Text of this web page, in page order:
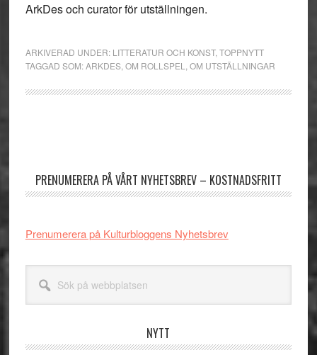
ArkDes och curator för utställningen.
ARKIVERAD UNDER: LITTERATUR OCH KONST, TOPPNYTT
TAGGAD SOM:ARKDES, OM ROLLSPEL OM UTSTÄLLNINGAR
PRENUMERERA PÅ VÅRT NYHETSBREV – KOSTNADSFRITT
Prenumerera på Kulturbloggens Nyhetsbrev
webbplatsen
NYTT